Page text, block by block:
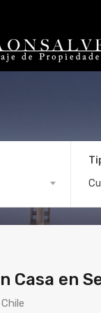
con
Casa en